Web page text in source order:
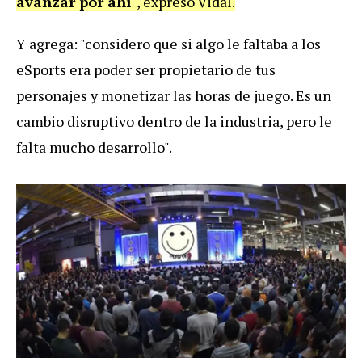
Y agrega: "considero que si algo le faltaba a los
eSports era poder ser propietario de tus
personajes y monetizar las horas de juego. Es un
cambio disruptivo dentro de la industria, pero le
falta mucho desarrollo".